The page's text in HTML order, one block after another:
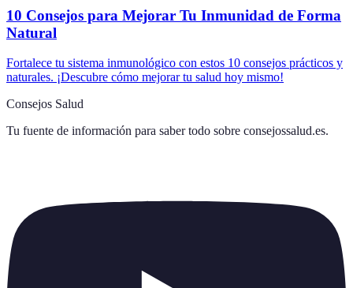
10 Consejos para Mejorar Tu Inmunidad de Forma
Natural
Fortalece tu sistema inmunológico con estos 10 consejos prácticos y
naturales. ¡Descubre cómo mejorar tu salud hoy mismo!
Consejos Salud
Tu fuente de información para saber todo sobre consejossalud.es.